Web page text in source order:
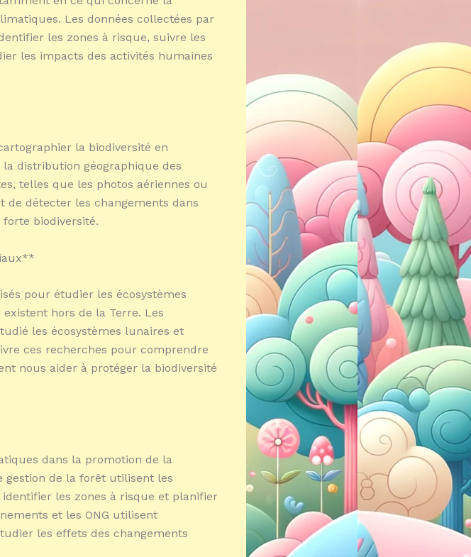
Les données collectées par
les zones à risque, suivre les
les impacts des activités humaines
la biodiversité en
distribution géographique des
telles que les photos aériennes ou
détecter les changements dans
forte biodiversité.
pour étudier les écosystèmes
hors de la Terre. Les
les écosystèmes lunaires et
ces recherches pour comprendre
nous aider à protéger la biodiversité
dans la promotion de la
gestion de la forêt utilisent les
les zones à risque et planifier
et les ONG utilisent
les effets des changements